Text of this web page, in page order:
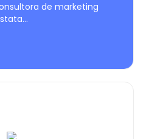
de marketing